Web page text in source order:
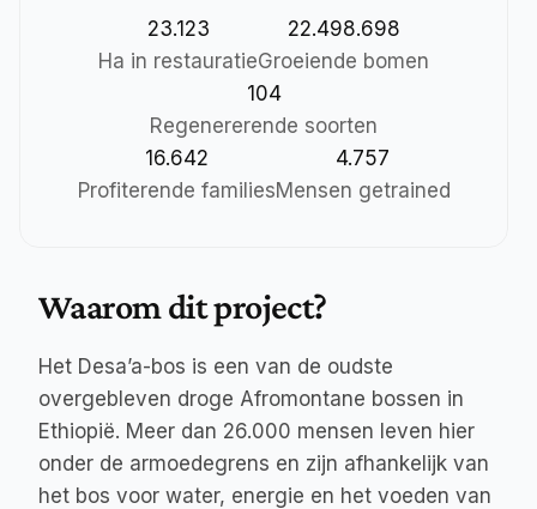
23.123
Ha in restauratie
22.498.698
Groeiende bomen
104
Regenererende soorten
16.642
Profiterende families
4.757
Mensen getrained
Waarom dit project?
Het Desa’a-bos is een van de oudste
overgebleven droge Afromontane bossen in
Ethiopië. Meer dan 26.000 mensen leven hier
onder de armoedegrens en zijn afhankelijk van
het bos voor water, energie en het voeden van